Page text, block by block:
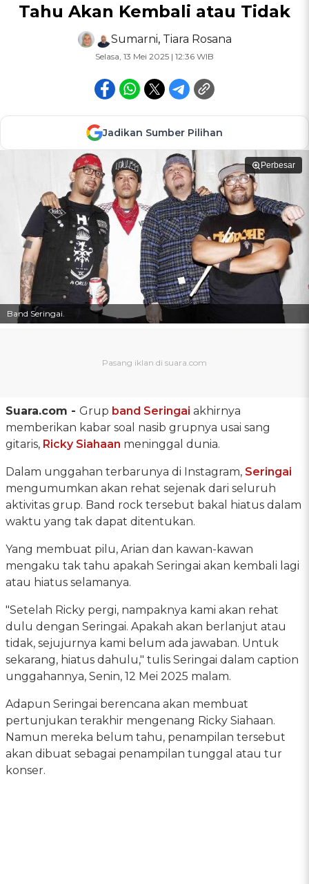
Tahu Akan Kembali atau Tidak
Sumarni, Tiara Rosana
Selasa, 13 Mei 2025 | 12:36 WIB
Jadikan Sumber Pilihan
Perbesar
Band Seringai.
Suara.com - Grup band Seringai akhirnya
memberikan kabar soal nasib grupnya usai sang
gitaris, Ricky Siahaan meninggal dunia.
Dalam unggahan terbarunya di Instagram, Seringai
mengumumkan akan rehat sejenak dari seluruh
aktivitas grup. Band rock tersebut bakal hiatus dalam
waktu yang tak dapat ditentukan.
Yang membuat pilu, Arian dan kawan-kawan
mengaku tak tahu apakah Seringai akan kembali lagi
atau hiatus selamanya.
"Setelah Ricky pergi, nampaknya kami akan rehat
dulu dengan Seringai. Apakah akan berlanjut atau
tidak, sejujurnya kami belum ada jawaban. Untuk
sekarang, hiatus dahulu," tulis Seringai dalam caption
unggahannya, Senin, 12 Mei 2025 malam.
Adapun Seringai berencana akan membuat
pertunjukan terakhir mengenang Ricky Siahaan.
Namun mereka belum tahu, penampilan tersebut
akan dibuat sebagai penampilan tunggal atau tur
konser.